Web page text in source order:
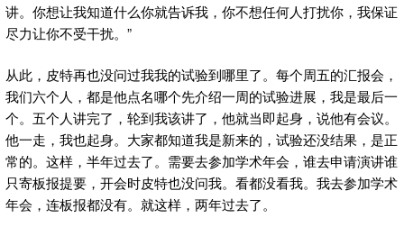
讲。你想让我知道什么你就告诉我，你不想任何人打扰你，我保证
尽力让你不受干扰。”
从此，皮特再也没问过我我的试验到哪里了。每个周五的汇报会，
我们六个人，都是他点名哪个先介绍一周的试验进展，我是最后一
个。五个人讲完了，轮到我该讲了，他就当即起身，说他有会议。
他一走，我也起身。大家都知道我是新来的，试验还没结果，是正
常的。这样，半年过去了。需要去参加学术年会，谁去申请演讲谁
只寄板报提要，开会时皮特也没问我。看都没看我。我去参加学术
年会，连板报都没有。就这样，两年过去了。